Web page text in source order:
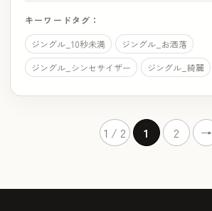
キーワードタグ：
ジングル_10秒未満
ジングル_お洒落
ジングル_シンセサイザー
ジングル_綺麗
1 / 2 1 2 →